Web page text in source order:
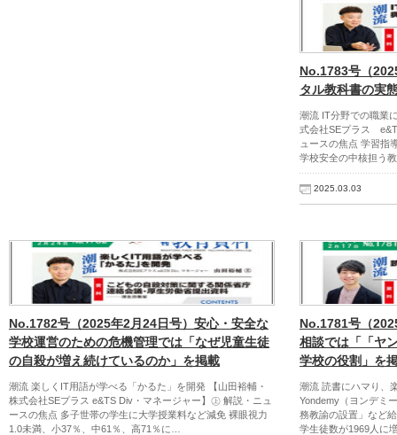
No.1783号（
タル教科書の実
潮流 IT分野での職業
式会社SEプラス
ュースの焦点 学習指
学校安全の中核担う
2025.03.03
No.1782号（2025年2月24日号）安心・安全な
学校運営のための危機管理では「なぜ児童生徒
の自殺が増え続けているのか」を掲載
潮流 楽しくIT用語が学べる「かるた」を開発 【山田裕輔・
株式会社SEプラス e&TS Div・マネージャー】㊤ 解説・ニュ
ースの焦点 多子世帯の学生に大学授業料など減免 裸眼視力
1.0未満、小37％、中61％、高71％に…
No.1781号（
相談では「「ヤ
学校の役割」を
潮流 読書にハマり、
Yondemy（ヨンデミ
務教諭の設置」など
学生徒数が1969人に